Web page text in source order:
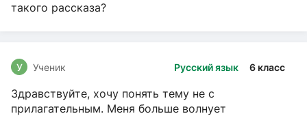
такого рассказа?
Русский язык 6 класс
У Ученик
Здравствуйте, хочу понять тему не с
прилагательным. Меня больше волнует